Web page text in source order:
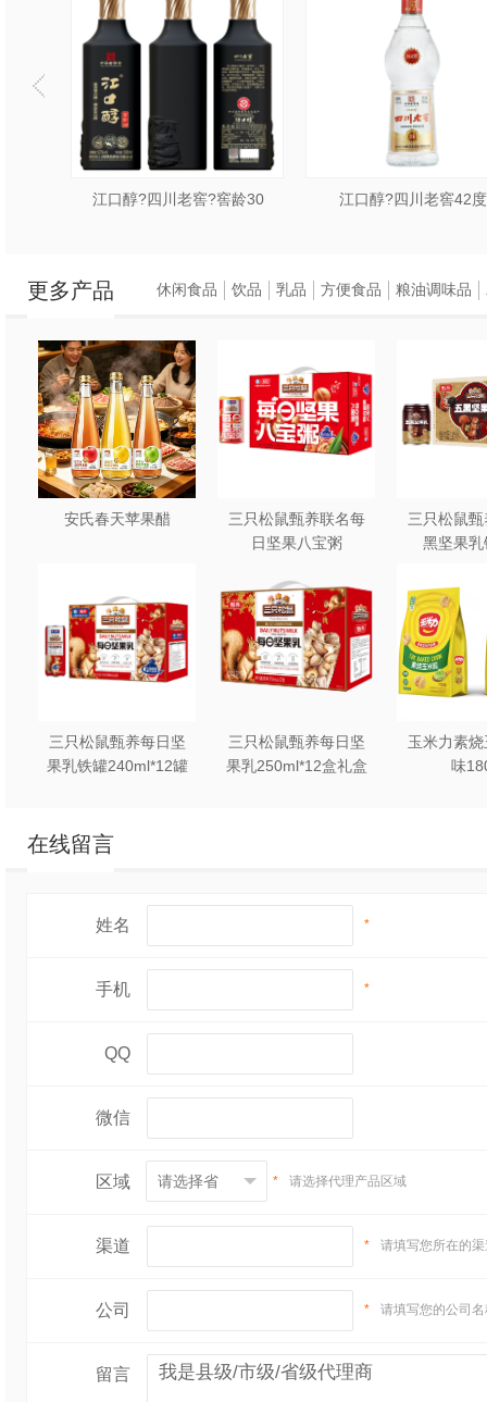
醇·金彩20·52度 江口醇?四川老窖?窖龄30 江口
更多产品
安氏春天苹果醋
三只松鼠甄养联名每
日坚果八宝粥
三只松鼠
黑坚果乳
三只松鼠甄养每日坚
果乳铁罐240ml*12罐
三只松鼠甄养每日坚
果乳250ml*12盒礼盒
玉米力素
味
休闲食品 饮品 乳品 方便食品 粮油调味品
在线留言
姓名 *
手机 *
QQ
微信
区域 * 请选择代理产品区域
渠道 * 请填写您所在的
公司 * 请填写您的公司
留言